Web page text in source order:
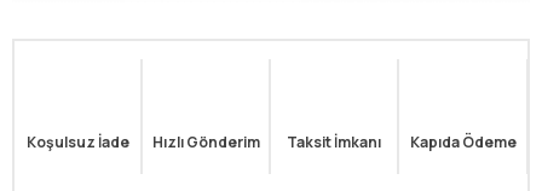
Koşulsuz İade Hızlı Gönderim Taksit İmkanı Kapıda Ödeme